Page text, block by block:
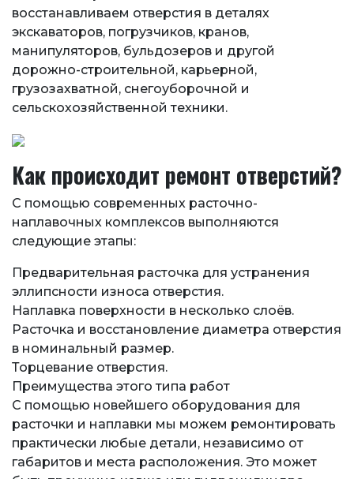
восстанавливаем отверстия в деталях
экскаваторов, погрузчиков, кранов,
манипуляторов, бульдозеров и другой
дорожно-строительной, карьерной,
грузозахватной, снегоуборочной и
сельскохозяйственной техники.
Как происходит ремонт отверстий?
С помощью современных расточно-
наплавочных комплексов выполняются
следующие этапы:
Предварительная расточка для устранения
эллипсности износа отверстия.
Наплавка поверхности в несколько слоёв.
Расточка и восстановление диаметра отверстия
в номинальный размер.
Торцевание отверстия.
Преимущества этого типа работ
С помощью новейшего оборудования для
расточки и наплавки мы можем ремонтировать
практически любые детали, независимо от
габаритов и места расположения. Это может